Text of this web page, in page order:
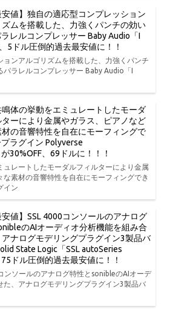
安値】独自の適応型コンプレッション
ズムを搭載した、力強くパンチの効い
レルコンプレッサー Baby Audio「I
5ドル圧倒的過去最安値に！！
ョンアルゴリズムを搭載した、力強くパンチ
パラレルコンプレッサー Baby Audio「I
体の挙動をエミュレートしたモーダ
ターにより金属やガラス、ピアノなど
の音響特性を自在にモーフィングで
ラグイン Polyverse
30%OFF、69ドルに！！！
ュレートしたモーダルフィルターにより金属
な素材の音響特性を自在にモーフィングでき
イン
安値】SSL 4000コンソールのアナログ
のAIオーディオ分析機能を組み合
アナログモデリングプラグイン3製品バ
State Logic「SSL autoSeries
ドル圧倒的過去最安値に！！
ンソールのアナログ特性とsonibleのAIオーデ
た、アナログモデリングプラグイン3製品バ